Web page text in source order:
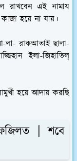
রাখবেন এই নামায
হয়ে না যায়।
লা- রাকআতাই ছালা-
ইলা-জিহাতিল্
হয়ে আদায় করছি
| শবে